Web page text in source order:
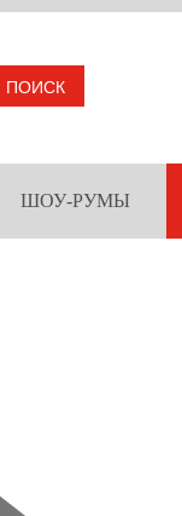
ПОИСК
ШОУ-РУМЫ